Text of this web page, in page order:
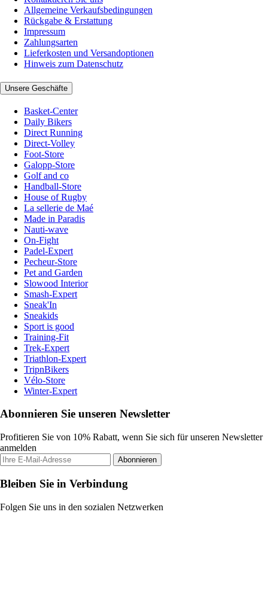
Allgemeine Verkaufsbedingungen
Rückgabe & Erstattung
Impressum
Zahlungsarten
Lieferkosten und Versandoptionen
Hinweis zum Datenschutz
Unsere Geschäfte
Basket-Center
Daily Bikers
Direct Running
Direct-Volley
Foot-Store
Galopp-Store
Golf and co
Handball-Store
House of Rugby
La sellerie de Maé
Made in Paradis
Nauti-wave
On-Fight
Padel-Expert
Pecheur-Store
Pet and Garden
Slowood Interior
Smash-Expert
Sneak'In
Sneakids
Sport is good
Training-Fit
Trek-Expert
Triathlon-Expert
TripnBikers
Vélo-Store
Winter-Expert
Abonnieren Sie unseren Newsletter
Profitieren Sie von 10% Rabatt, wenn Sie sich für unseren Newsletter
anmelden
Abonnieren
Bleiben Sie in Verbindung
Folgen Sie uns in den sozialen Netzwerken